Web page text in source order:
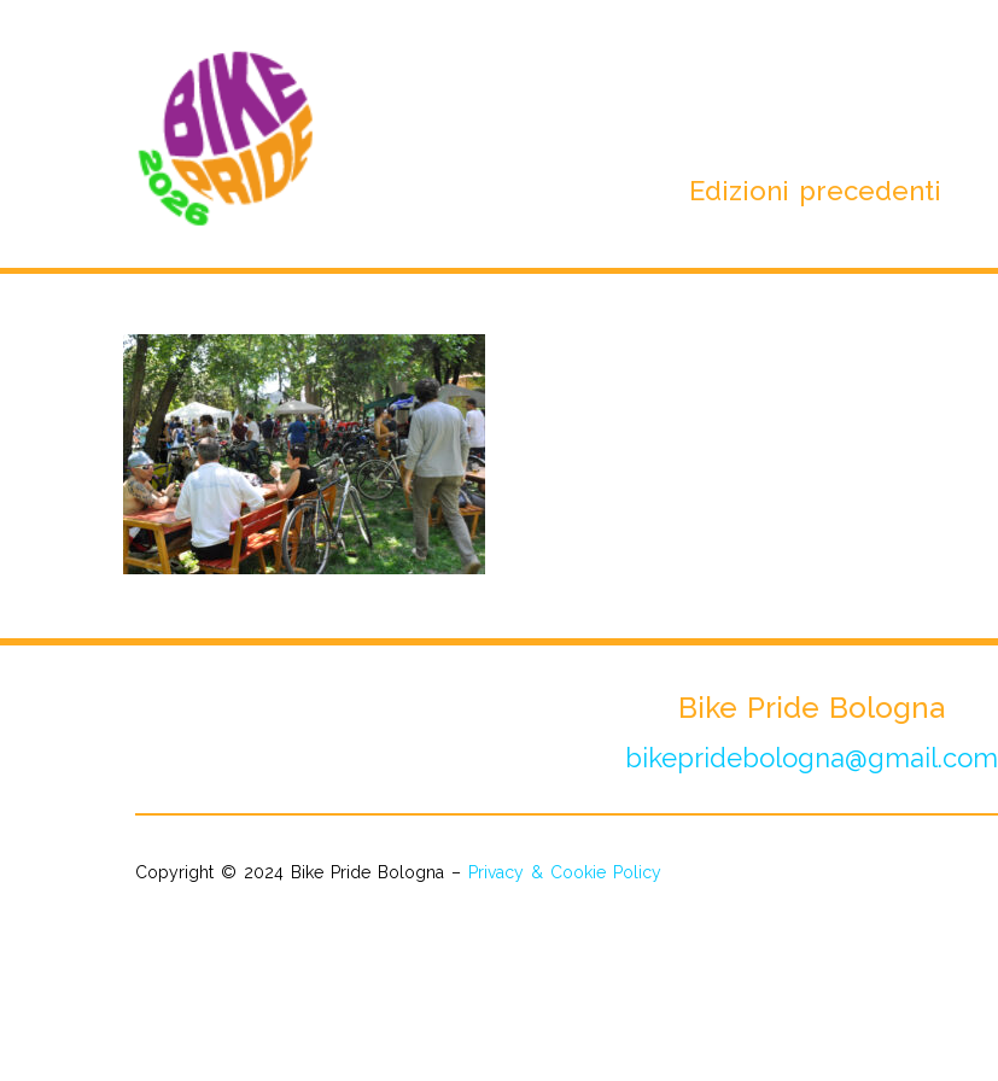
Edizioni precedenti
Bike Pride Bologna
bikepridebologna@gmail.com
Copyright © 2024 Bike Pride Bologna – Privacy & Cookie Policy